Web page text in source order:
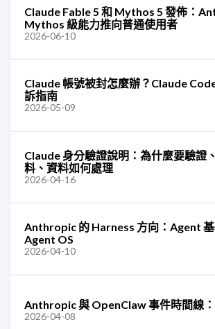
Claude Fable 5 和 Mythos 5 發佈：
Mythos 級能力推向普通使用者
2026-06-10
Claude 帳號被封怎麼辦？Claude
訴指南
2026-05-09
Claude 身分驗證說明：為什麼要驗證
料、資料如何處理
2026-04-16
Anthropic 的 Harness 方向：Agent
Agent OS
2026-04-10
Anthropic 與 OpenClaw 事件時間線
2026-04-08